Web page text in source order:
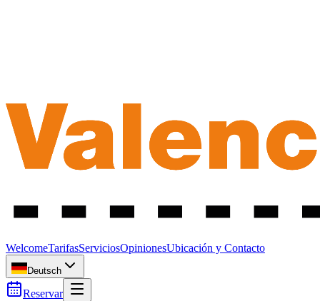
WelcomeTarifasServiciosOpinionesUbicación y Contacto
Deutsch
Reservar